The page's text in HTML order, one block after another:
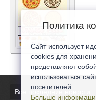
Все последние новости
Политика
Сайт использует
cookies для
представляют
использоваться
посетителей...
Больше